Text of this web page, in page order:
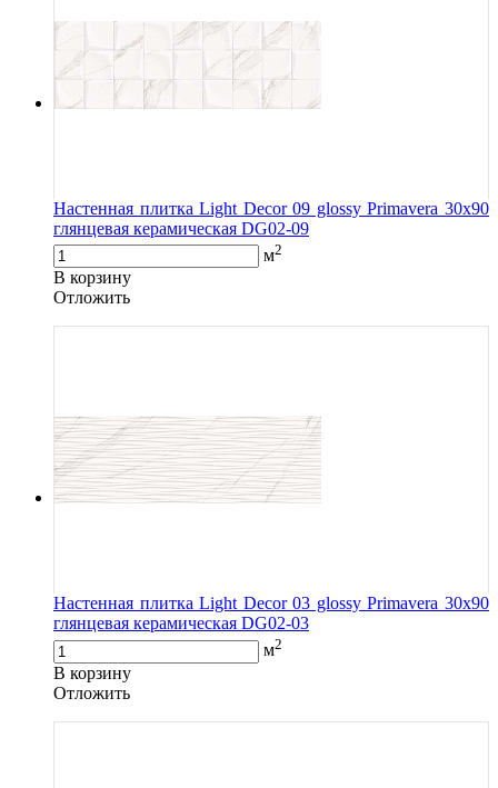
Настенная плитка Light Decor 09 glossy Primavera 30x90
глянцевая керамическая DG02-09
м2
В корзину
Oтложить
Настенная плитка Light Decor 03 glossy Primavera 30x90
глянцевая керамическая DG02-03
м2
В корзину
Oтложить